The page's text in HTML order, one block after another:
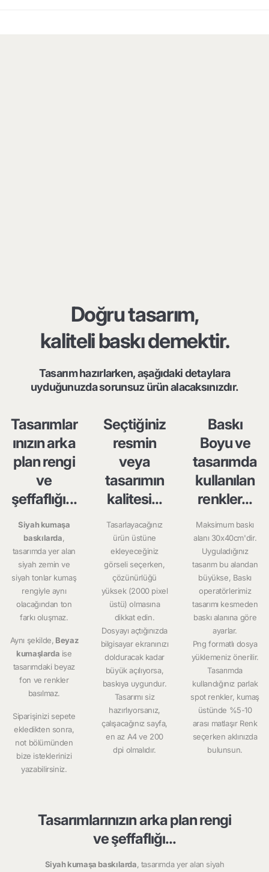
Doğru tasarım,
kaliteli baskı demektir.
Tasarım hazırlarken, aşağıdaki detaylara
uyduğunuzda sorunsuz ürün alacaksınızdır.
Tasarımlar
ınızın arka
plan rengi
ve
şeffaflığı...
Siyah kumaşa
baskılarda,
tasarımda yer alan
siyah zemin ve
siyah tonlar kumaş
rengiyle aynı
olacağından ton
farkı oluşmaz.
Aynı şekilde, Beyaz
kumaşlarda ise
tasarımdaki beyaz
fon ve renkler
basılmaz.
Siparişinizi sepete
ekledikten sonra,
not bölümünden
bize isteklerinizi
yazabilirsiniz.
Seçtiğiniz
resmin
veya
tasarımın
kalitesi...
Tasarlayacağınız
ürün üstüne
ekleyeceğiniz
görseli seçerken,
çözünürlüğü
yüksek (2000 pixel
üstü) olmasına
dikkat edin.
Dosyayı açtığınızda
bilgisayar ekranınızı
dolduracak kadar
büyük açılıyorsa,
baskıya uygundur.
Tasarımı siz
hazırlıyorsanız,
çalışacağınız sayfa,
en az A4 ve 200
dpi olmalıdır.
Baskı
Boyu ve
tasarımda
kullanılan
renkler...
Maksimum baskı
alanı 30x40cm'dir.
Uyguladığınız
tasarım bu alandan
büyükse, Baskı
operatörlerimiz
tasarımı kesmeden
baskı alanına göre
ayarlar.
Png formatlı dosya
yüklemeniz önerilir.
Tasarımda
kullandığınız parlak
spot renkler, kumaş
üstünde %5-10
arası matlaşır Renk
seçerken aklınızda
bulunsun.
Tasarımlarınızın arka plan rengi
ve şeffaflığı...
Siyah kumaşa baskılarda, tasarımda yer alan siyah